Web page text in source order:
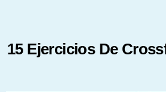
15 Ejercicios De